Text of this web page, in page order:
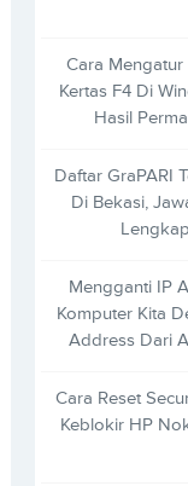
Cara
Kertas F4 Di
Hasil
Daftar GraPARI
Di Bekasi,
Lengkap
Mengganti IP
Komputer Kita
Address Dari
Cara Reset
Keblokir HP